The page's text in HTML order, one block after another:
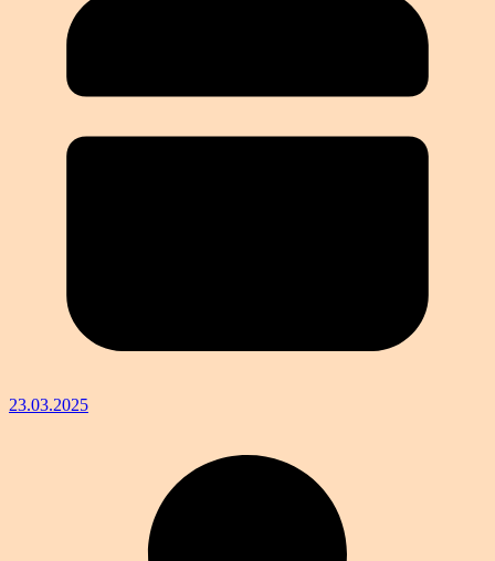
23.03.2025